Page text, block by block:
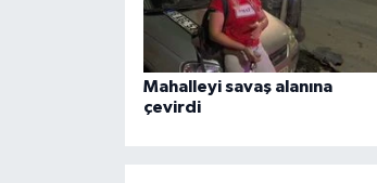
Mahalleyi savaş alanına
çevirdi